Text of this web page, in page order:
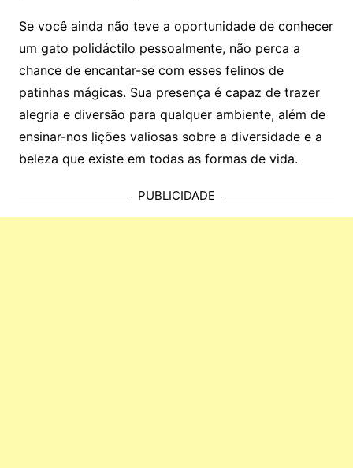
Se você ainda não teve a oportunidade de conhecer
um gato polidáctilo pessoalmente, não perca a
chance de encantar-se com esses felinos de
patinhas mágicas. Sua presença é capaz de trazer
alegria e diversão para qualquer ambiente, além de
ensinar-nos lições valiosas sobre a diversidade e a
beleza que existe em todas as formas de vida.
PUBLICIDADE